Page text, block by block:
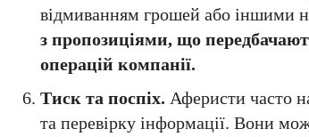
відмиванням грошей або іншими
з пропозиціями, що
операцій компанії.
Тиск та поспіх. Аферисти часто
та перевірку інформації. Вони